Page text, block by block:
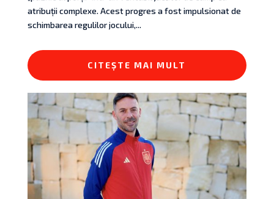
atribuții complexe. Acest progres a fost impulsionat de
schimbarea regulilor jocului,...
CITEȘTE MAI MULT